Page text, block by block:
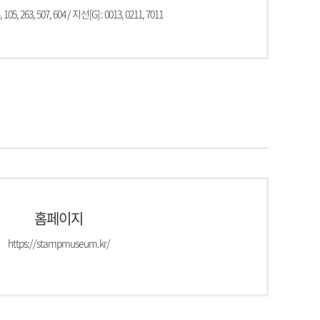
263, 507, 604 / 지선[G] : 0013, 0211, 7011
홈페이지
https://stampmuseum.kr/